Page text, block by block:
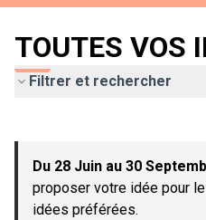
TOUTES VOS
Filtrer et rechercher
−
Du 28 Juin au 30
proposer votre idée pour
idées préférées.